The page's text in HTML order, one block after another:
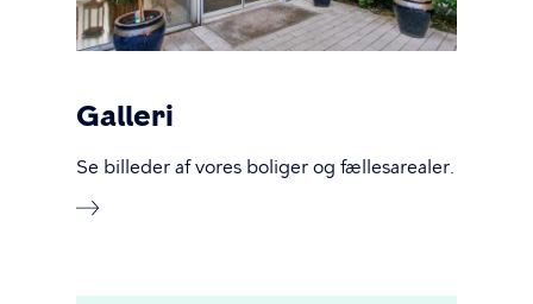
Galleri
Se billeder af vores boliger og fællesarealer.